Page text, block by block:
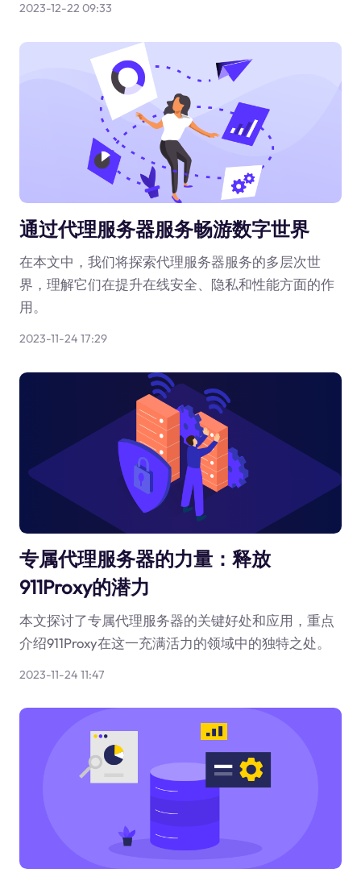
2023-12-22 09:33
通过代理服务器服务畅游数字世界
在本文中，我们将探索代理服务器服务的多层次世
界，理解它们在提升在线安全、隐私和性能方面的作
用。
2023-11-24 17:29
专属代理服务器的力量：释放
911Proxy的潜力
本文探讨了专属代理服务器的关键好处和应用，重点
介绍911Proxy在这一充满活力的领域中的独特之处。
2023-11-24 11:47